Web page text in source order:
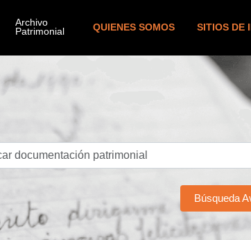
QUIENES SOMOS SITIOS DE
Búsqueda